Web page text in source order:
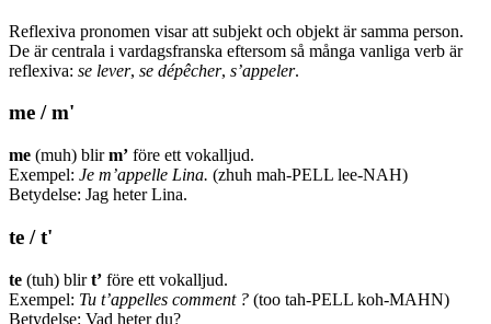
Reflexiva pronomen visar att subjekt och objekt är samma person.
De är centrala i vardagsfranska eftersom så många vanliga verb är
reflexiva: se lever, se dépêcher, s’appeler.
me / m'
me (muh) blirm’ före ett vokalljud.
Exempel: Je m’appelle Lina. (zhuh mah-PELL lee-NAH)
Betydelse: Jag heter Lina.
te / t'
te (tuh) blirt’ före ett vokalljud.
Exempel: Tu t’appelles comment ? (too tah-PELL koh-MAHN)
Betydelse: Vad heter du?